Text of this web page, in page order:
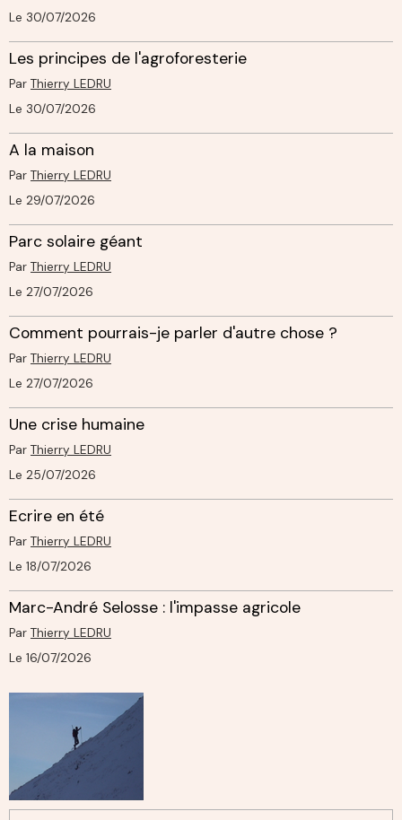
Le 30/07/2026
Les principes de l'agroforesterie
Par Thierry LEDRU
Le 30/07/2026
A la maison
Par Thierry LEDRU
Le 29/07/2026
Parc solaire géant
Par Thierry LEDRU
Le 27/07/2026
Comment pourrais-je parler d'autre chose ?
Par Thierry LEDRU
Le 27/07/2026
Une crise humaine
Par Thierry LEDRU
Le 25/07/2026
Ecrire en été
Par Thierry LEDRU
Le 18/07/2026
Marc-André Selosse : l'impasse agricole
Par Thierry LEDRU
Le 16/07/2026